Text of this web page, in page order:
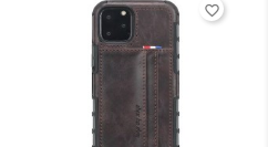
favorite_border